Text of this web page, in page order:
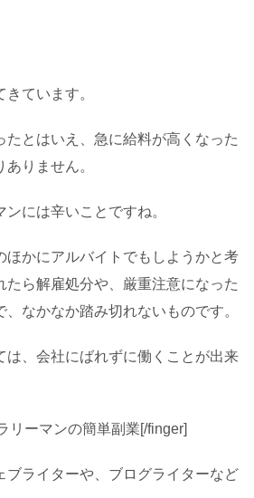
ています。
たとはいえ、急に給料が高くなった
りません。
には辛いことですね。
ほかにアルバイトでもしようかと考
たら解雇処分や、厳重注意になった
、なかなか踏み切れないものです。
は、会社にばれずに働くことが出来
リーマンの簡単副業[/finger]
ブライターや、ブログライターなど